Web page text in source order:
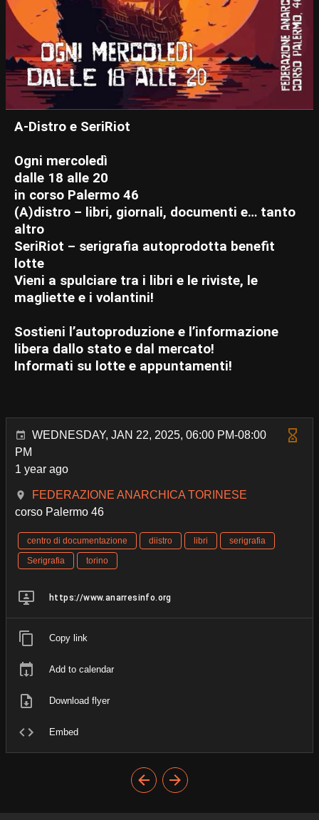
A-Distro e SeriRiot
Ogni mercoledì
dalle 18 alle 20
in corso Palermo 46
(A)distro – libri, giornali, documenti e… tanto
altro
SeriRiot – serigrafia autoprodotta benefit
lotte
Vieni a spulciare tra i libri e le riviste, le
magliette e i volantini!
Sostieni l’autoproduzione e l’informazione
libera dallo stato e dal mercato!
Informati su lotte e appuntamenti!
WEDNESDAY, JAN 22, 2025, 06:00 PM-08:00
PM
1 year ago
FEDERAZIONE ANARCHICA TORINESE
corso Palermo 46
centro di documentazione diistro libri
serigrafia
Serigrafia
torino
https://www.anarresinfo.org
Copy link
Add to calendar
Download flyer
Embed